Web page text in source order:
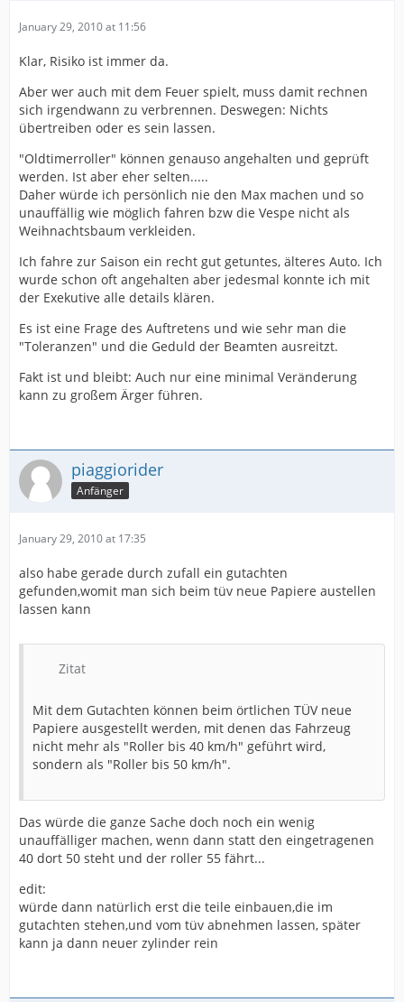
January 29, 2010 at 11:56
Klar, Risiko ist immer da.
Aber wer auch mit dem Feuer spielt, muss damit rechnen
sich irgendwann zu verbrennen. Deswegen: Nichts
übertreiben oder es sein lassen.
"Oldtimerroller" können genauso angehalten und geprüft
werden. Ist aber eher selten.....
Daher würde ich persönlich nie den Max machen und so
unauffällig wie möglich fahren bzw die Vespe nicht als
Weihnachtsbaum verkleiden.
Ich fahre zur Saison ein recht gut getuntes, älteres Auto. Ich
wurde schon oft angehalten aber jedesmal konnte ich mit
der Exekutive alle details klären.
Es ist eine Frage des Auftretens und wie sehr man die
"Toleranzen" und die Geduld der Beamten ausreitzt.
Fakt ist und bleibt: Auch nur eine minimal Veränderung
kann zu großem Ärger führen.
piaggiorider
Anfänger
January 29, 2010 at 17:35
also habe gerade durch zufall ein gutachten
gefunden,womit man sich beim tüv neue Papiere austellen
lassen kann
Zitat
Mit dem Gutachten können beim örtlichen TÜV neue
Papiere ausgestellt werden, mit denen das Fahrzeug
nicht mehr als "Roller bis 40 km/h" geführt wird,
sondern als "Roller bis 50 km/h".
Das würde die ganze Sache doch noch ein wenig
unauffälliger machen, wenn dann statt den eingetragenen
40 dort 50 steht und der roller 55 fährt...
edit:
würde dann natürlich erst die teile einbauen,die im
gutachten stehen,und vom tüv abnehmen lassen, später
kann ja dann neuer zylinder rein